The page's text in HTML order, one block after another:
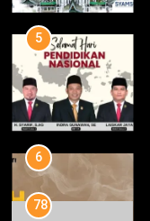
5
6
78